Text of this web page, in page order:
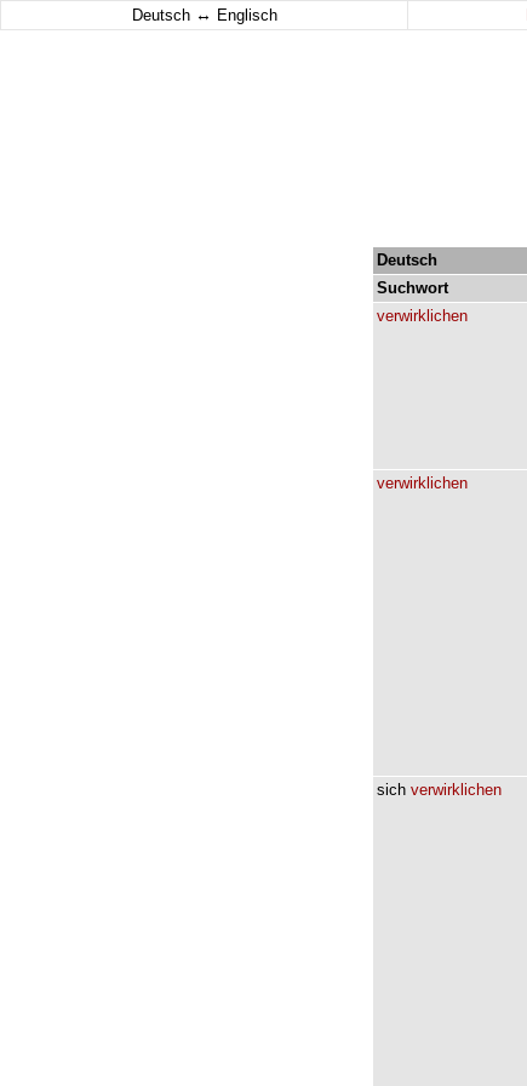
Deutsch ↔ Englisch
Deutsch
Suchwort
verwirklichen
verwirklichen
sich verwirklichen